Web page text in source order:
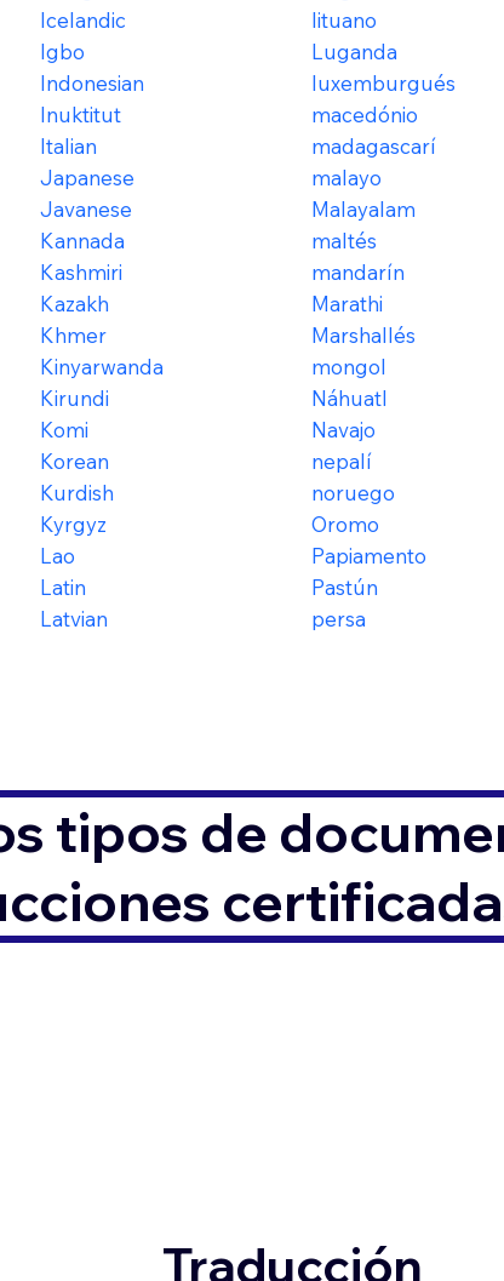
Icelandic
Igbo
Indonesian
Inuktitut
Italian
Japanese
Javanese
Kannada
Kashmiri
Kazakh
Khmer
Kinyarwanda
Kirundi
Komi
Korean
Kurdish
Kyrgyz
Lao
Latin
Latvian
lituano
Luganda
luxemburgués
macedónio
madagascarí
malayo
Malayalam
maltés
mandarín
Marathi
Marshallés
mongol
Náhuatl
Navajo
nepalí
noruego
Oromo
Papiamento
Pastún
persa
tipos de
Traducción